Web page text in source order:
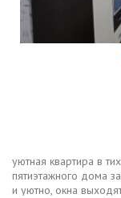
уютная квартира в
пятиэтажного дома
и уютно, окна